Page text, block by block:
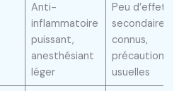
Anti-
inflammatoire
puissant,
anesthésiant
léger
Peu d’effets
secondaires
connus,
précautions
usuelles